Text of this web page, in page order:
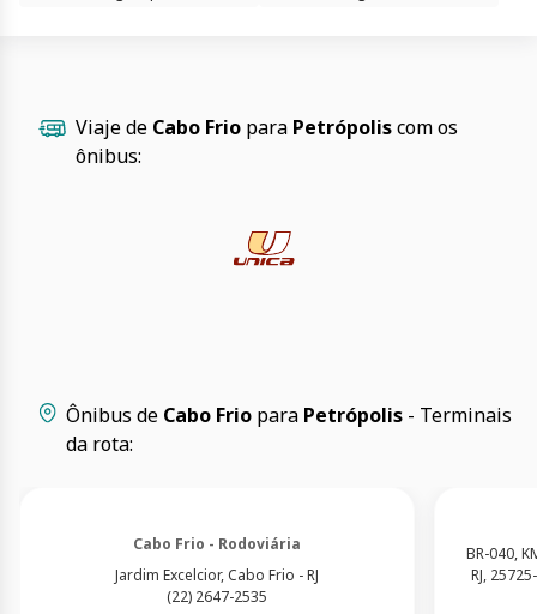
Viaje de Cabo Frio para Petrópoliscom os
ônibus:
Ônibus de Cabo Frio para Petrópolis - Terminais
da rota:
Cabo Frio - Rodoviária
Jardim Excelcior, Cabo Frio - RJ
(22) 2647-2535
BR-040,
RJ,